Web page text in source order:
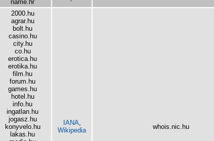
name.hr
2000.hu
agrar.hu
bolt.hu
casino.hu
city.hu
co.hu
erotica.hu
erotika.hu
film.hu
forum.hu
games.hu
hotel.hu
info.hu
ingatlan.hu
jogasz.hu
konyvelo.hu
lakas.hu
IANA,
Wikipedia
whois.nic.hu